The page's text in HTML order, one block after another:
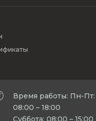
Время работы: Пн-Пт:
08:00 – 18:00
Суббота: 08:00 – 15:00